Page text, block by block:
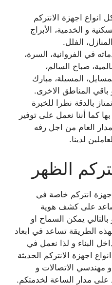
انواع اجهزة الانتركم
و الخدمية، الأبراج
الفلل.
في الفروانية، السرة،
صباح السالم،
المسيلة، مبارك
و باقي المناطق الاخرى.
بالدقة نظرا للخبرة
كما أننا نعمل على توفير
العام من اجل رفه
لدينا.
الظهر
انتركم خاصة في
على كشف هوية
يمكن السماح او
الطريقة تساعد في ابعاد
البناء و لذا نعمل في
اجهزة الانتركم الحديثة
مهندسي الاتصالات و
على مدار الساعة لخدمتكم.